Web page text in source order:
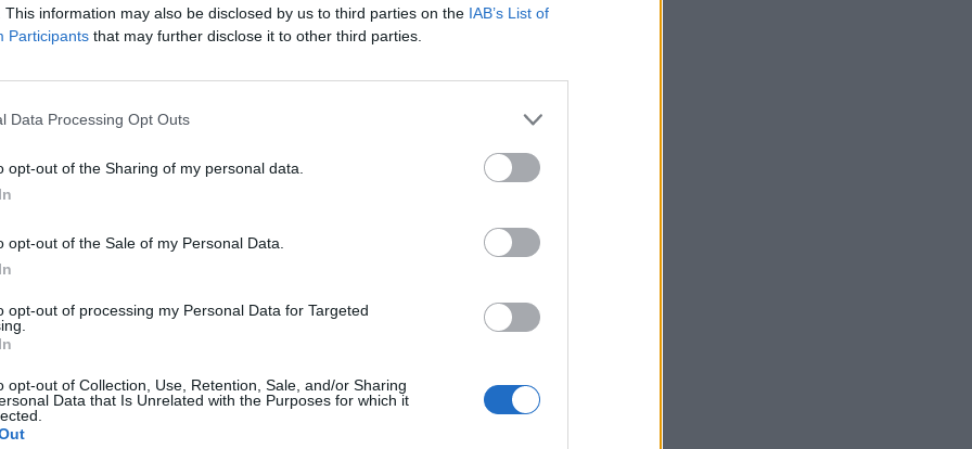
This information may also be disclosed by us to third parties on the IAB’s List of
Participants that may further disclose it to other third parties.
Data Processing Opt Outs
opt-out of the Sharing of my personal data.
opt-out of the Sale of my Personal Data.
opt-out of processing my Personal Data for Targeted
opt-out of Collection, Use, Retention, Sale, and/or Sharing
Data that Is Unrelated with the Purposes for which it
δραστηριότητα
νοσοκομείου
δραστηριότητα το 2024, με:
τομογραφίες
μαστογραφίες